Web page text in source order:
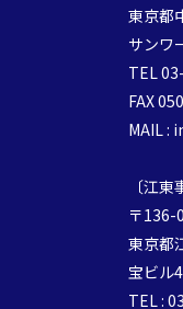
東京都
サンワ
TEL
FAX
MAIL :
〔江東
〒136-
東京都
宝ビル
TEL :